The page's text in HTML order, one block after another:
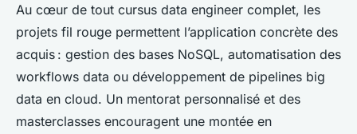
Au cœur de tout cursus data engineer complet, les
projets fil rouge permettent l’application concrète des
acquis : gestion des bases NoSQL, automatisation des
workflows data ou développement de pipelines big
data en cloud. Un mentorat personnalisé et des
masterclasses encouragent une montée en